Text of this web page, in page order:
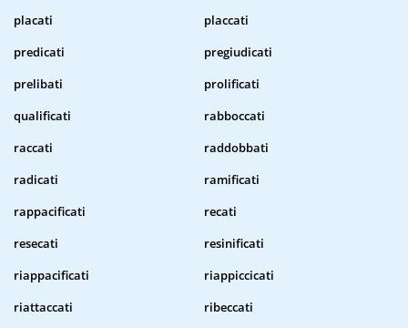
placati
placcati
predicati
pregiudicati
prelibati
prolificati
qualificati
rabboccati
raccati
raddobbati
radicati
ramificati
rappacificati
recati
resecati
resinificati
riappacificati
riappiccicati
riattaccati
ribeccati